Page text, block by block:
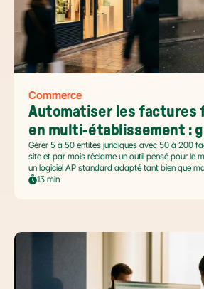
Commerce
Automatiser les factures
en multi-établissement :
Gérer 5 à 50 entités juridiques avec 50 à 200
site et par mois réclame un outil pensé pour le
un logiciel AP standard adapté tant bien que
automatiser sans casser la gouvernance locale,
13 min